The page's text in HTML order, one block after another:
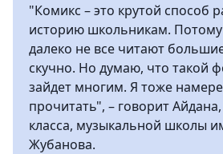
"Комикс – это крутой способ
историю школьникам. Потому
далеко не все читают
скучно. Но думаю, что такой
зайдет многим. Я тоже
прочитать", – говорит
класса, музыкальной школы
Жубанова.